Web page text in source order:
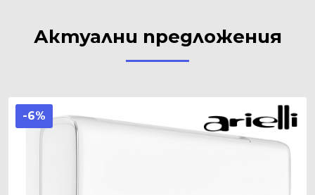
Актуални предложения
-6%